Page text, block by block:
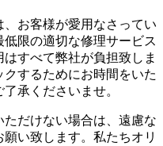
お客様が愛用なさってい
限の適切な修理サービス
すべて弊社が負担致しま
するためにお時間をいた
承くださいませ。
だけない場合は、遠慮な
い致します。私たちオリ